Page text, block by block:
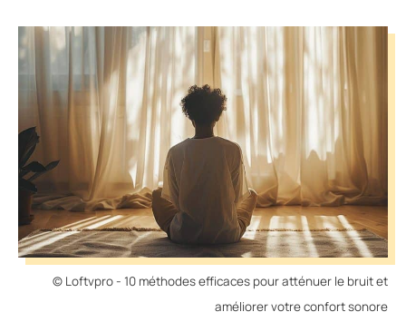
© Loftvpro - 10 méthodes efficaces pour atténuer le bruit et
améliorer votre confort sonore